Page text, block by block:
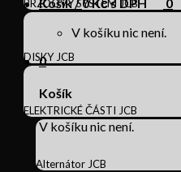
V košíku nic není.
0
Košík
V košíku nic není.
BRZDOVÝ SYSTÉM JCB
DISKY JCB
ELEKTRICKÉ ČÁSTI JCB
Alternátor JCB